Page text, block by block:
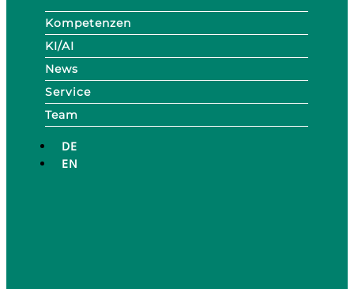
Kompetenzen
KI/AI
News
Service
Team
DE
EN